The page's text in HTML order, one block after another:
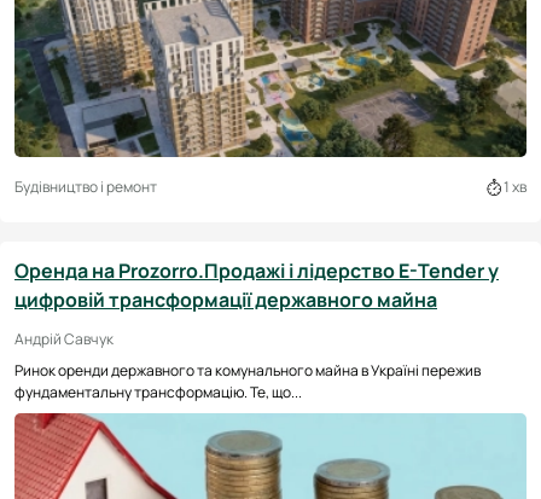
Будівництво і ремонт 1 хв
Оренда на Prozorro.Продажі і лідерство E-Tender у
цифровій трансформації державного майна
Андрій Савчук
Ринок оренди державного та комунального майна в Україні пережив
фундаментальну трансформацію. Те, що...